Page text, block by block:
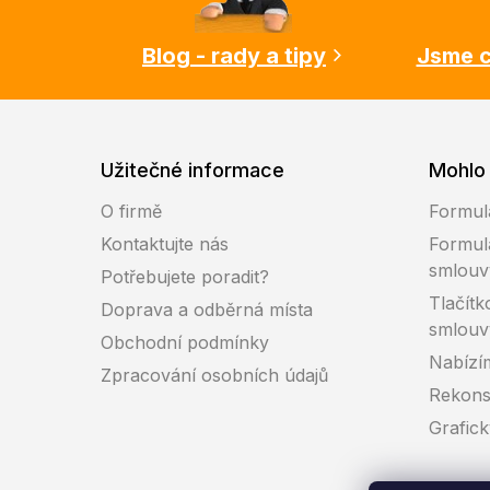
Blog - rady a tipy
Jsme
Užitečné informace
O firmě
Kontaktujte nás
Potřebujete poradit?
Doprava a odběrná místa
Obchodní podmínky
Zpracování osobních údajů